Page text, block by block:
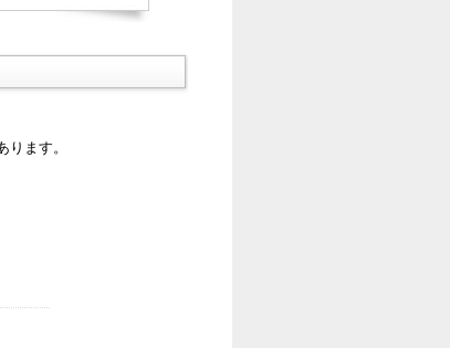
ます。